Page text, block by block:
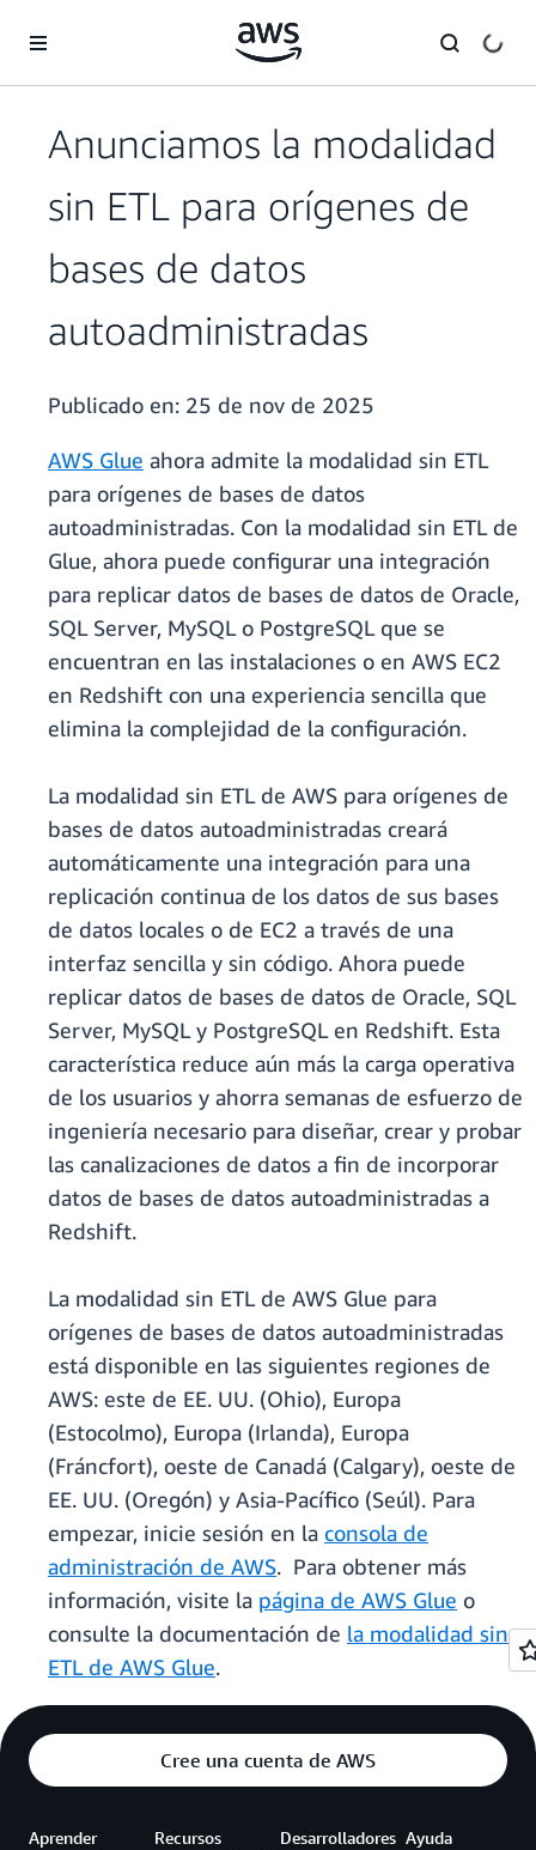
Anunciamos la modalidad
sin ETL para orígenes de
bases de datos
autoadministradas
Publicado en: 25 de nov de 2025
AWS Glue ahora admite la modalidad sin ETL
para orígenes de bases de datos
autoadministradas. Con la modalidad sin ETL de
Glue, ahora puede configurar una integración
para replicar datos de bases de datos de Oracle,
SQL Server, MySQL o PostgreSQL que se
encuentran en las instalaciones o en AWS EC2
en Redshift con una experiencia sencilla que
elimina la complejidad de la configuración.
La modalidad sin ETL de AWS para orígenes de
bases de datos autoadministradas creará
automáticamente una integración para una
replicación continua de los datos de sus bases
de datos locales o de EC2 a través de una
interfaz sencilla y sin código. Ahora puede
replicar datos de bases de datos de Oracle, SQL
Server, MySQL y PostgreSQL en Redshift. Esta
característica reduce aún más la carga operativa
de los usuarios y ahorra semanas de esfuerzo de
ingeniería necesario para diseñar, crear y probar
las canalizaciones de datos a fin de incorporar
datos de bases de datos autoadministradas a
Redshift.
La modalidad sin ETL de AWS Glue para
orígenes de bases de datos autoadministradas
está disponible en las siguientes regiones de
AWS: este de EE. UU. (Ohio), Europa
(Estocolmo), Europa (Irlanda), Europa
(Fráncfort), oeste de Canadá (Calgary), oeste de
EE. UU. (Oregón) y Asia-Pacífico (Seúl). Para
empezar, inicie sesión en la consola de
administración de AWS. Para obtener más
información, visite la página de AWS Glue o
consulte la documentación de la modalidad sin
ETL de AWS Glue.
Cree una cuenta de AWS
Aprender Recursos Desarrolladores Ayuda